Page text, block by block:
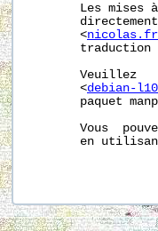
Les mises
       <
traduction
Veuillez
       <
debian-
paquet
Vous
en